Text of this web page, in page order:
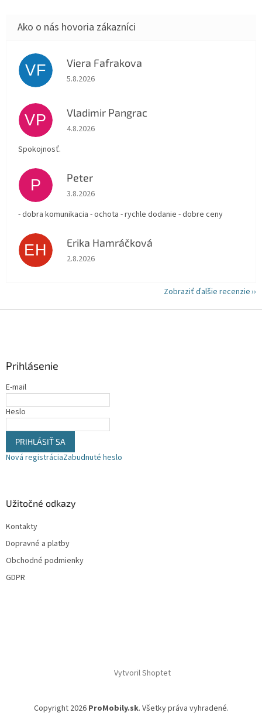
VF Viera Fafrakova
Hodnotenie obchodu je 5 z 5 hviezdičiek.
5.8.2026
VP Vladimir Pangrac
Hodnotenie obchodu je 5 z 5 hviezdičiek.
4.8.2026
Spokojnosť.
P Peter
Hodnotenie obchodu je 5 z 5 hviezdičiek.
3.8.2026
- dobra komunikacia - ochota - rychle dodanie - dobre ceny
EH Erika Hamráčková
Hodnotenie obchodu je 5 z 5 hviezdičiek.
2.8.2026
Zobraziť ďalšie recenzie
Prihlásenie
E-mail
Heslo
PRIHLÁSIŤ SA
Nová registráciaZabudnuté heslo
Užitočné odkazy
Kontakty
Dopravné a platby
Obchodné podmienky
GDPR
Vytvoril Shoptet
Copyright 2026 ProMobily.sk. Všetky práva vyhradené.